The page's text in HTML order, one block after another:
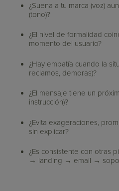
¿Suena a tu marca (voz)
(tono)?
¿El nivel de formalidad
momento del usuario?
¿Hay empatía cuando la
reclamos, demoras)?
¿El mensaje tiene un
instrucción)?
¿Evita exageraciones,
sin explicar?
¿Es consistente con otras
→ landing → email →